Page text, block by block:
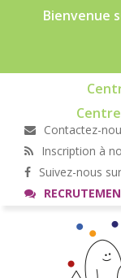
Bienvenue
Contactez-
Inscription à
Suivez-nous